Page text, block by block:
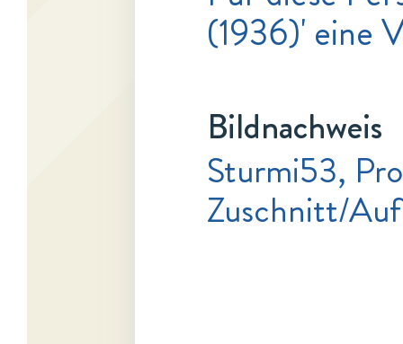
(1936)' eine
Bildnachweis
Sturmi53,
Zuschnitt/